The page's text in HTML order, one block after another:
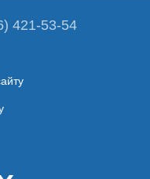
421-53-54